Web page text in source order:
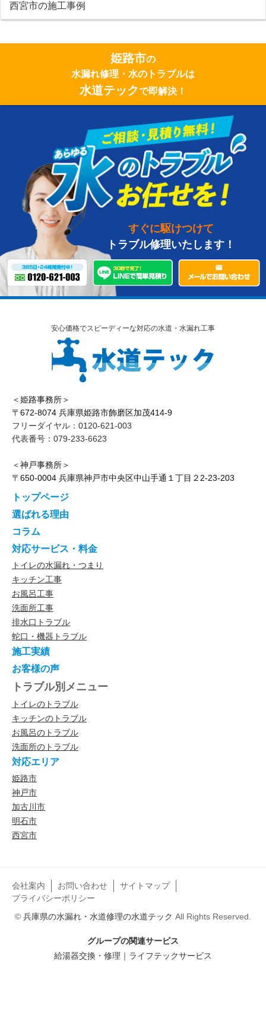
西宮市の施工事例
姫路市の
水漏れ修理・水のトラブルは
水道テックで即解決！
すぐに駆けつけて
トラブル修理いたします！
安心価格でスピーディーな対応の水道・水漏れ工事
＜姫路事務所＞
〒672-8074 兵庫県姫路市飾磨区加茂414-9
フリーダイヤル：0120-621-003
代表番号：079-233-6623
＜神戸事務所＞
〒650-0004 兵庫県神戸市中央区中山手通１丁目２2-23-203
トップページ
選ばれる理由
コラム
対応サービス・料金
トイレの水漏れ・つまり
キッチン工事
お風呂工事
洗面所工事
排水口トラブル
蛇口・機器トラブル
施工実績
お客様の声
トラブル別メニュー
トイレのトラブル
キッチンのトラブル
お風呂のトラブル
洗面所のトラブル
対応エリア
姫路市
神戸市
加古川市
明石市
西宮市
会社案内 お問い合わせ
サイトマップ
プライバシーポリシー
© 兵庫県の水漏れ・水道修理の水道テック All Rights Reserved.
グループの関連サービス
給湯器交換・修理｜ライフテックサービス